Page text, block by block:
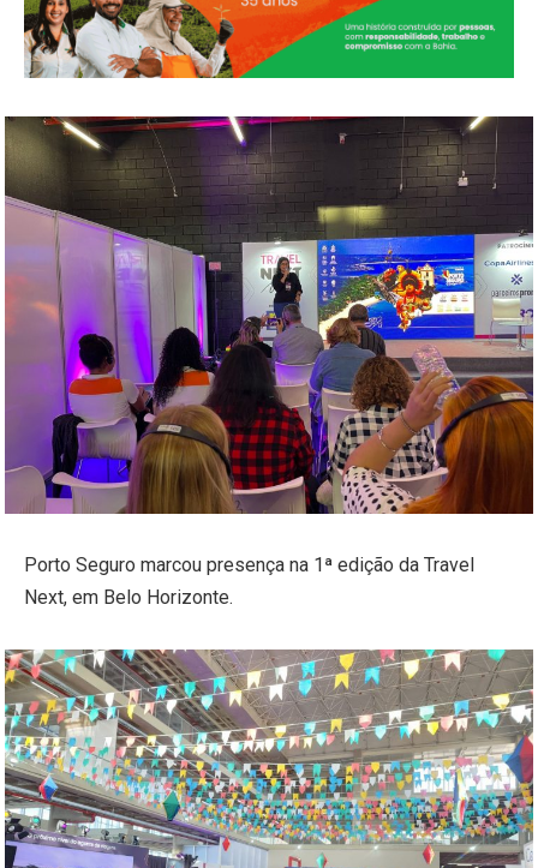
Porto Seguro marcou presença na 1ª edição da Travel
Next, em Belo Horizonte.